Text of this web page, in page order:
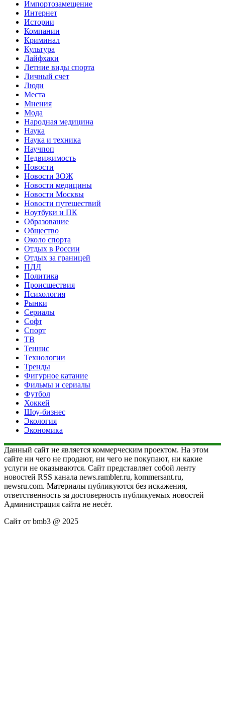
Импортозамещение
Интернет
Истории
Компании
Криминал
Культура
Лайфхаки
Летние виды спорта
Личный счет
Люди
Места
Мнения
Мода
Народная медицина
Наука
Наука и техника
Научпоп
Недвижимость
Новости
Новости ЗОЖ
Новости медицины
Новости Москвы
Новости путешествий
Ноутбуки и ПК
Образование
Общество
Около спорта
Отдых в России
Отдых за границей
ПДД
Политика
Происшествия
Психология
Рынки
Сериалы
Софт
Спорт
ТВ
Теннис
Технологии
Тренды
Фигурное катание
Фильмы и сериалы
Футбол
Хоккей
Шоу-бизнес
Экология
Экономика
Данный сайт не является коммерческим проектом. На этом
сайте ни чего не продают, ни чего не покупают, ни какие
услуги не оказываются. Сайт представляет собой ленту
новостей RSS канала news.rambler.ru, kommersant.ru,
newsru.com. Материалы публикуются без искажения,
ответственность за достоверность публикуемых новостей
Администрация сайта не несёт.
Сайт от bmb3 @ 2025